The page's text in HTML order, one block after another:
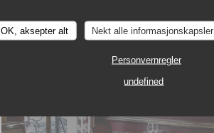
OK, aksepter alt Nekt alle informasjonskapsler
Personvernregler
undefined